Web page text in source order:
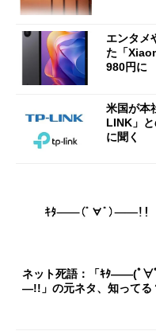
エンタメ
た「
980円に
米国が本
LINK」
に聞く
ネット死語：「ｷﾀ――(ﾟ∀
―!!」の元ネタ、知ってる